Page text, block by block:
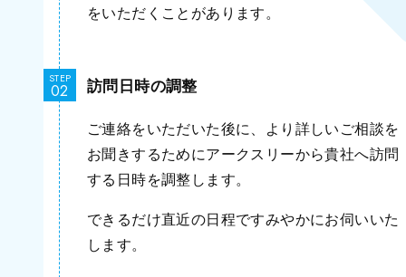
をいただくことがあります。
STEP 訪問日時の調整
ご連絡をいただいた後に、より詳しいご相談を
お聞きするためにアークスリーから貴社へ訪問
する日時を調整します。
できるだけ直近の日程ですみやかにお伺いいた
します。